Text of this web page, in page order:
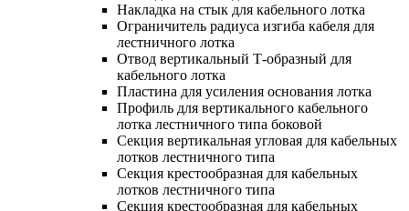
Накладка на стык для кабельного лотка
Ограничитель радиуса изгиба кабеля для
лестничного лотка
Отвод вертикальный Т-образный для
кабельного лотка
Пластина для усиления основания лотка
Профиль для вертикального кабельного
лотка лестничного типа боковой
Секция вертикальная угловая для кабельных
лотков лестничного типа
Секция крестообразная для кабельных
лотков лестничного типа
Секция крестообразная для кабельных